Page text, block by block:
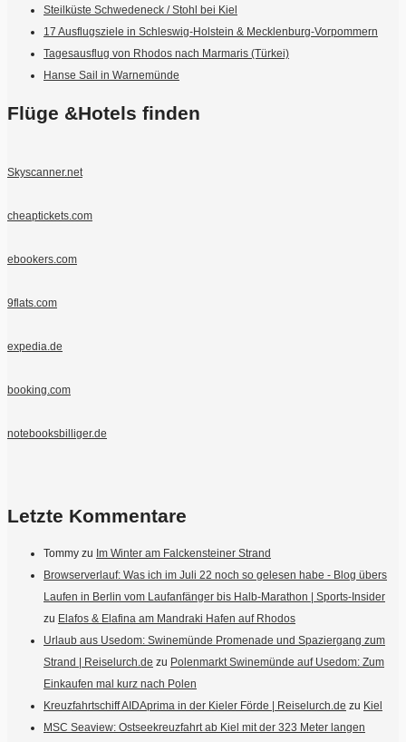
Steilküste Schwedeneck / Stohl bei Kiel
17 Ausflugsziele in Schleswig-Holstein & Mecklenburg-Vorpommern
Tagesausflug von Rhodos nach Marmaris (Türkei)
Hanse Sail in Warnemünde
Flüge &Hotels finden
Skyscanner.net
cheaptickets.com
ebookers.com
9flats.com
expedia.de
booking.com
notebooksbilliger.de
Letzte Kommentare
Tommy zu Im Winter am Falckensteiner Strand
Browserverlauf: Was ich im Juli 22 noch so gelesen habe - Blog übers
Laufen in Berlin vom Laufanfänger bis Halb-Marathon | Sports-Insider
zu Elafos & Elafina am Mandraki Hafen auf Rhodos
Urlaub aus Usedom: Swinemünde Promenade und Spaziergang zum
Strand | Reiselurch.de zu Polenmarkt Swinemünde auf Usedom: Zum
Einkaufen mal kurz nach Polen
Kreuzfahrtschiff AIDAprima in der Kieler Förde | Reiselurch.de zu Kiel
MSC Seaview: Ostseekreuzfahrt ab Kiel mit der 323 Meter langen